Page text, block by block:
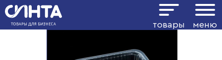
товары меню